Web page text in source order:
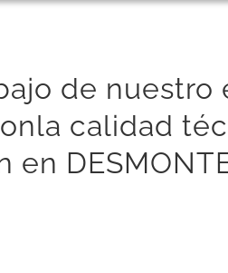
de nuestro
calidad